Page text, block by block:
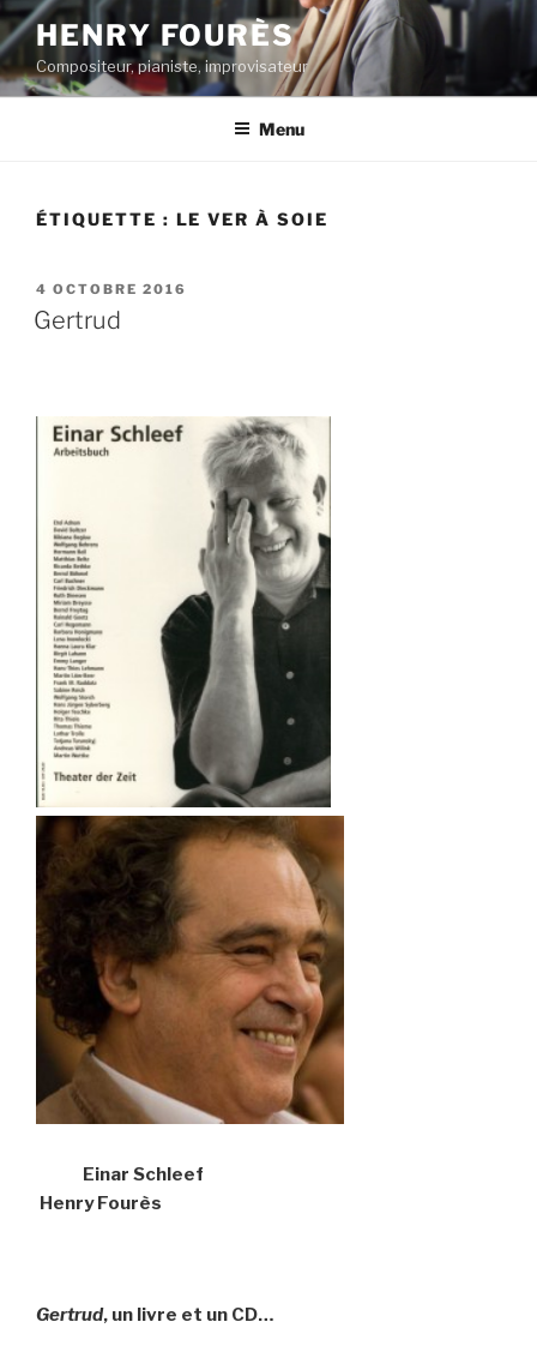
Aller
au
contenu
principal
HENRY FOURÈS
Compositeur, pianiste, improvisateur
Menu
ÉTIQUETTE : LE VER À SOIE
PUBLIÉ
LE
4 OCTOBRE 2016
Gertrud
Einar Schleef
Henry Fourès
Gertrud, un livre et un CD…